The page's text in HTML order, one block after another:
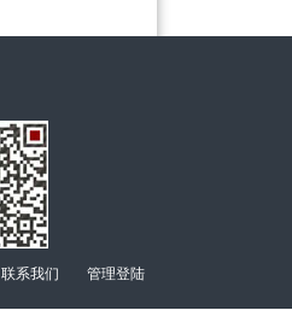
联系我们 管理登陆